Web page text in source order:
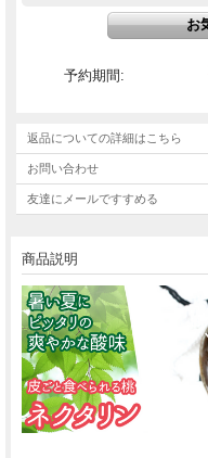
予約期間:
返品についての詳細はこちら
お問い合わせ
友達にメールですすめる
商品説明